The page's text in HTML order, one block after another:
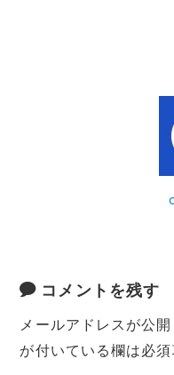
コメントを残す
メールアドレスが公
が付いている欄は必